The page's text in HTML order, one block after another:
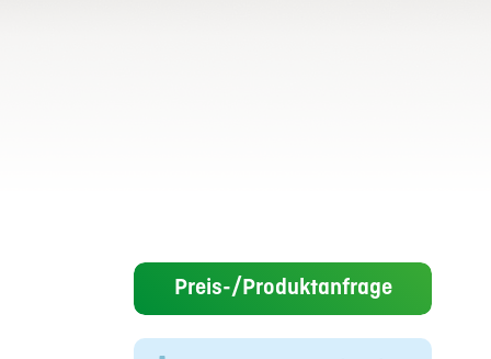
Preis-/Produktanfrage